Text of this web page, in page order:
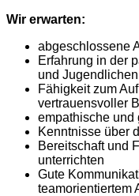
Wir erwarten:
abgeschlossene
Erfahrung in der
und Jugendlichen
Fähigkeit zum
vertrauensvoller
empathische und
Kenntnisse über
Bereitschaft und
unterrichten
Gute
teamorientiertem